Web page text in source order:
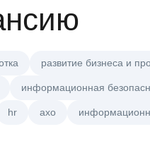
развитие бизнеса и
информационная
hr axo